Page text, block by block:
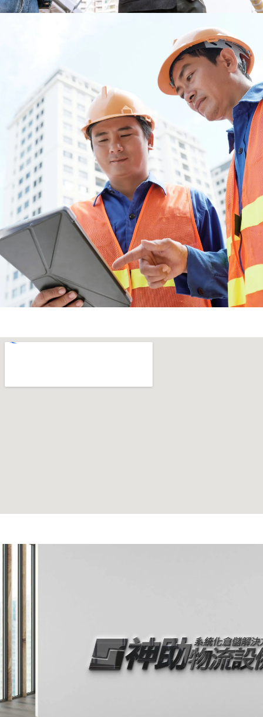
承諾五年保固並堅守
道德銷售準則，是對
產品的信心表現也是
對客戶責任的體現​
誠實